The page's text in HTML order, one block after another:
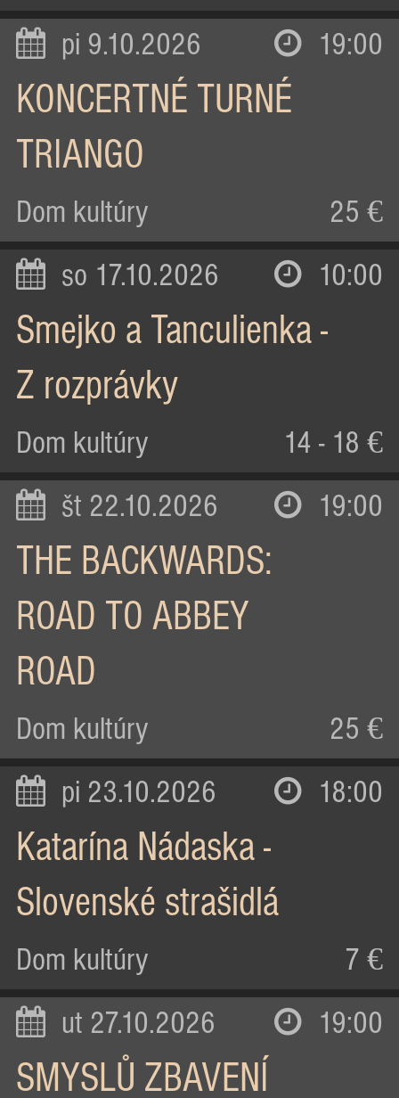
pi 9.10.2026 19:00
KONCERTNÉ TURNÉ
TRIANGO
Dom kultúry 25 €
so 17.10.2026 10:00
Smejko a Tanculienka -
Z rozprávky
Dom kultúry 14 - 18 €
št 22.10.2026 19:00
THE BACKWARDS:
ROAD TO ABBEY
ROAD
Dom kultúry 25 €
pi 23.10.2026 18:00
Katarína Nádaska -
Slovenské strašidlá
Dom kultúry 7 €
ut 27.10.2026 19:00
SMYSLŮ ZBAVENÍ